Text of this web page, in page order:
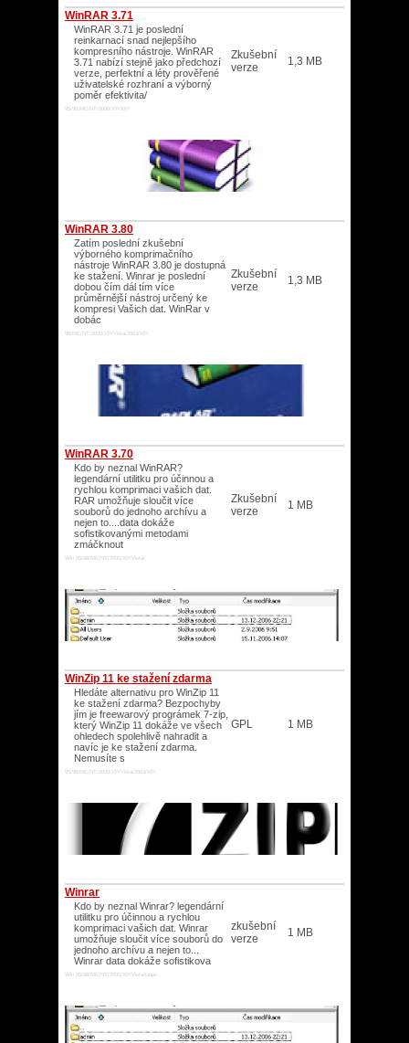
WinRAR 3.71
WinRAR 3.71 je poslední
reinkarnací snad nejlepšího
kompresního nástroje. WinRAR
3.71 nabízí stejně jako předchozí
verze, perfektní a léty prověřené
uživatelské rozhraní a výborný
poměr efektivita/
95/98/ME/NT/2000/XP/XP/
Zkušební
verze
1,3 MB
WinRAR 3.80
Zatím poslední zkušební
výborného komprimačního
nástroje WinRAR 3.80 je dostupná
ke stažení. Winrar je poslední
dobou čím dál tím více
průměrnější nástroj určený ke
kompresi Vašich dat. WinRar v
dobác
98/ME/NT/2000/XP/Vista/2003/XP/
Zkušební
verze
1,3 MB
WinRAR 3.70
Kdo by neznal WinRAR?
legendární utilitku pro účinnou a
rychlou komprimaci vašich dat.
RAR umožňuje sloučit více
souborů do jednoho archívu a
nejen to....data dokáže
sofistikovanými metodami
zmáčknout
Win 95/98/ME/NT/2000/XP/Vista/
Zkušební
verze
1 MB
WinZip 11 ke stažení zdarma
Hledáte alternativu pro WinZip 11
ke stažení zdarma? Bezpochyby
jím je freewarový prográmek 7-zip,
který WinZip 11 dokáže ve všech
ohledech spolehlivě nahradit a
navíc je ke stažení zdarma.
Nemusíte s
95/98/ME/NT/2000/XP/Vista/2003/XP/
GPL 1 MB
Winrar
Kdo by neznal Winrar? legendární
utilitku pro účinnou a rychlou
komprimaci vašich dat. Winrar
umožňuje sloučit více souborů do
jednoho archívu a nejen to...
Winrar data dokáže sofistikova
Win 95/98/ME/NT/2000/XP/Vista/Linux
zkušební
verze
1 MB